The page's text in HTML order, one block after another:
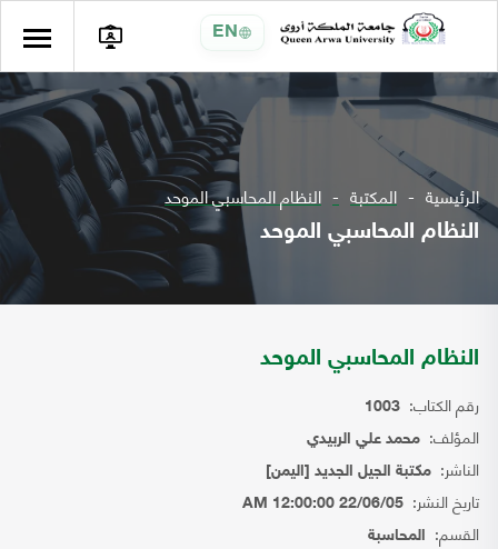
EN
الرئيسية المكتبة النظام المحاسبي الموحد
النظام المحاسبي الموحد
النظام المحاسبي الموحد
رقم الكتاب: 1003
المؤلف: محمد علي الربيدي
الناشر: مكتبة الجيل الجديد [اليمن]
تاريخ النشر: 22/06/05 12:00:00 AM
القسم: المحاسبة